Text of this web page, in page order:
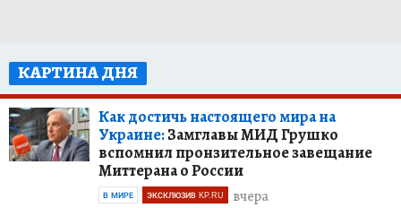
КАРТИНА ДНЯ
Как достичь настоящего мира на
Украине:Замглавы МИД Грушко
вспомнил пронзительное завещание
Миттерана о России
вчера
В МИРЕ ЭКСКЛЮЗИВ KP.RU